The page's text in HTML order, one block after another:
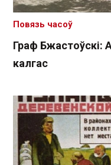
Граф Бжастоўскі:
калгас
Повязь часоў